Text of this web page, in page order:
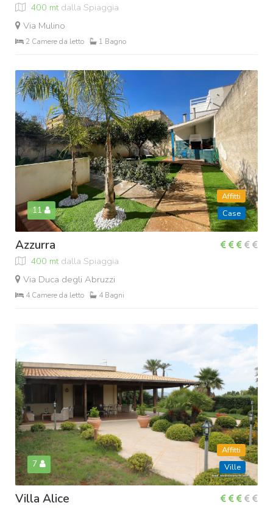
400 mtdalla Spiaggia
Via Mulino
2 Camere da letto 1 Bagno
11
Affitti
Case
Azzurra
400 mtdalla Spiaggia
Via Duca degli Abruzzi
4 Camere da letto 4 Bagni
7
Affitti
Ville
Villa Alice